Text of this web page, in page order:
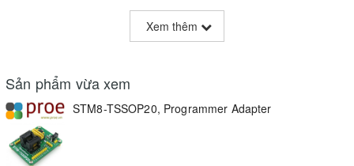
All the MCU pins are accessible on expansion connectors
pin header pitch: 2.54mm(100mil)
Supported Devices
STM8 microcontroller in TSSOP20(0.65mm pitch) package with
compatible pinouts:
STM8L051FxPx / STM8L101FxPx / STM8L151FxPx /
Xem thêm
Sản phẩm vừa xem
STM8-TSSOP20, Programmer Adapter